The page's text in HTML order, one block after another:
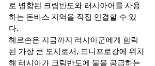
로 병합된 크림반도와 러시아어를 사용
하는 돈바스 지역을 직접 연결할 수 있
다.
헤르손은 지금까지 러시아군에게 함락
된 가장 큰 도시로서, 드니프로강에 위치
해 러시아가 크림반도에 물을 공급하는